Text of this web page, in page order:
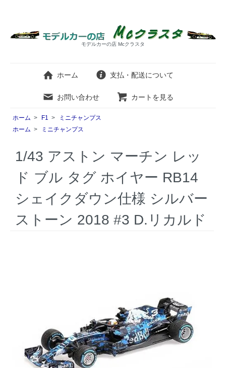
モデルカーの店 Mcクラスタ
ホーム 支払・配送について
お問い合わせ カートを見る
ホーム > F1 >
ミニチャンプス
ホーム > ミニチャンプス
1/43 アストン マーチン レッ
ド ブル タグ ホイヤー RB14
シェイクダウン仕様 シルバー
ストーン 2018 #3 D.リカルド